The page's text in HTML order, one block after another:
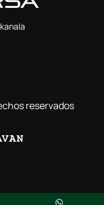
reservados